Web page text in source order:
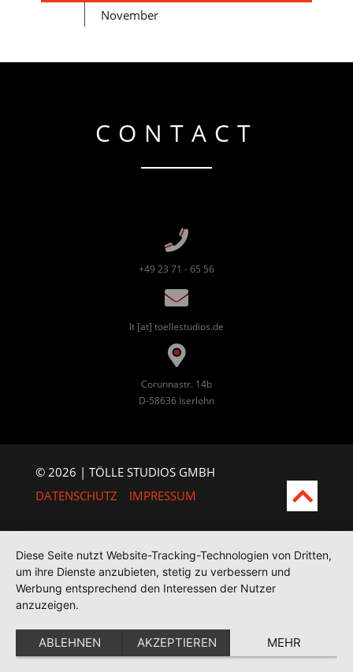
November
CONTACT
+49 23 71 - 65 56
lt [at] toellestudios.de
Corunnastr. 14b
D-58636 Iserlohn
© 2026 | TÖLLE STUDIOS GMBH
DATENSCHUTZ
IMPRESSUM
Diese Seite nutzt Website-Tracking-Technologien von Dritten,
um ihre Dienste anzubieten, stetig zu verbessern und
Werbung entsprechend den Interessen der Nutzer
anzuzeigen.
ABLEHNEN AKZEPTIEREN MEHR